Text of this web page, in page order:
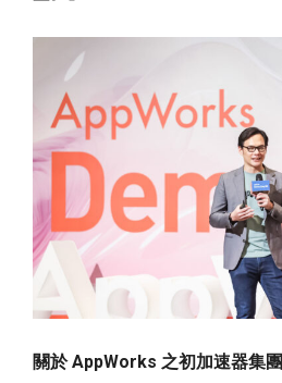
關於 AppWorks 之初加速器集團